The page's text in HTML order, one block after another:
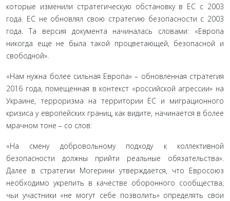
которые изменили стратегическую обстановку в ЕС с 2003
года. ЕС не обновлял свою стратегию безопасности с 2003
года. Та версия документа начиналась словами: «Европа
никогда еще не была такой процветающей, безопасной и
свободной».
«Нам нужна более сильная Европа» – обновленная стратегия
2016 года, помещенная в контекст «российской агрессии» на
Украине, терроризма на территории ЕС и миграционного
кризиса у европейских границ, как видите, начинается в более
мрачном тоне – со слов:
«На смену добровольному подходу к коллективной
безопасности должны прийти реальные обязательства».
Далее в стратегии Могерини утверждается, что Евросоюз
необходимо укрепить в качестве оборонного сообщества,
чьи участники «не могут себе позволить» определять свои